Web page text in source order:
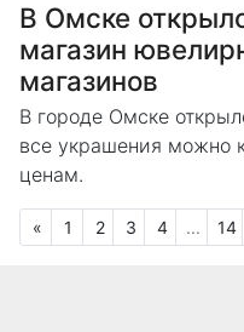
В Омске
магазин
магазинов
В городе Омске
все украшения можно
ценам.
« Предыдущая
1 2 3 4 ... 14